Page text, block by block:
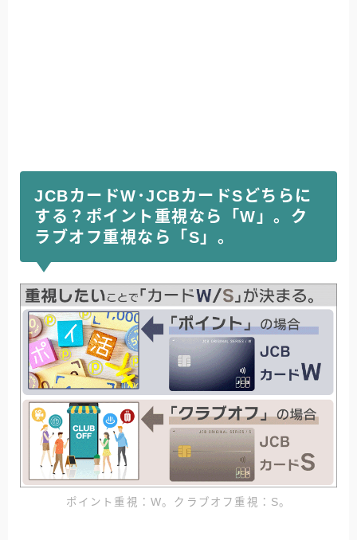
JCBカードW･JCBカードSどちらに
する？ポイント重視なら「W」。ク
ラブオフ重視なら「S」。
ポイント重視：W。クラブオフ重視：S。